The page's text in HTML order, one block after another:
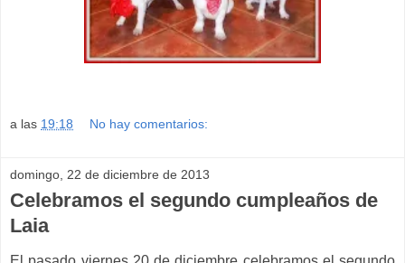
a las 19:18 No hay comentarios:
domingo, 22 de diciembre de 2013
Celebramos el segundo cumpleaños de
Laia